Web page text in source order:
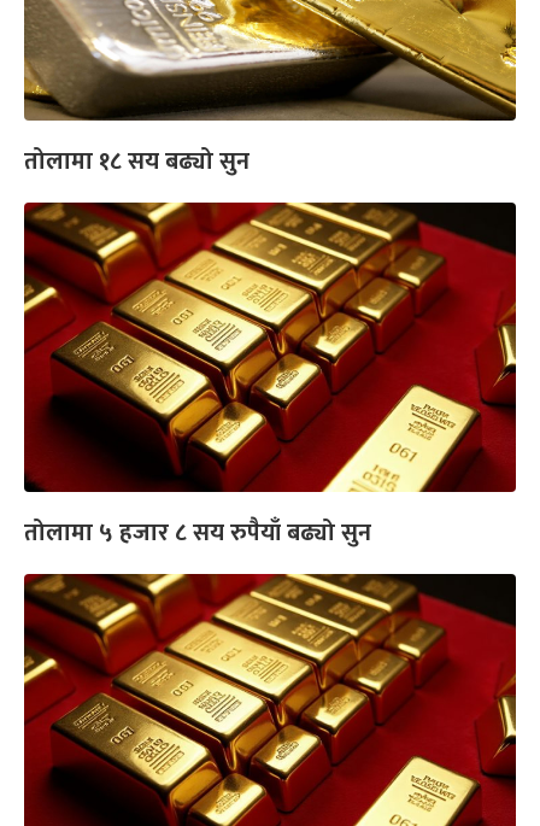
तोलामा १८ सय बढ्यो सुन
तोलामा ५ हजार ८ सय रुपैयाँ बढ्यो सुन